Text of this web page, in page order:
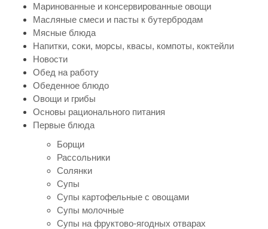
Маринованные и консервированные овощи
Масляные смеси и пасты к бутербродам
Мясные блюда
Напитки, соки, морсы, квасы, компоты, коктейли
Новости
Обед на работу
Обеденное блюдо
Овощи и грибы
Основы рационального питания
Первые блюда
Борщи
Рассольники
Солянки
Супы
Супы картофельные с овощами
Супы молочные
Супы на фруктово-ягодных отварах